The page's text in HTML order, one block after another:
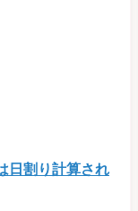
日割り計算され